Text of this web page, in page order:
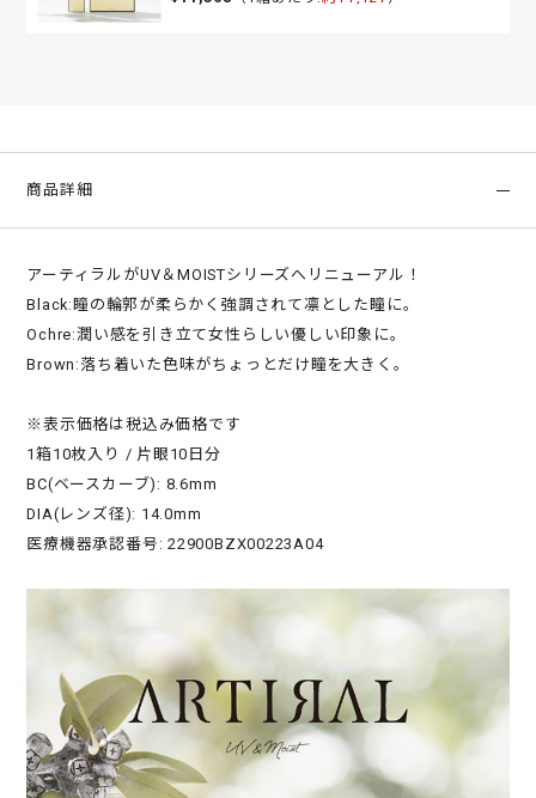
商品詳細
アーティラルがUV＆MOISTシリーズへリニューアル！
Black:瞳の輪郭が柔らかく強調されて凛とした瞳に。
Ochre:潤い感を引き立て女性らしい優しい印象に。
Brown:落ち着いた色味がちょっとだけ瞳を大きく。
※表示価格は税込み価格です
1箱10枚入り / 片眼10日分
BC(ベースカーブ): 8.6mm
DIA(レンズ径): 14.0mm
医療機器承認番号: 22900BZX00223A04